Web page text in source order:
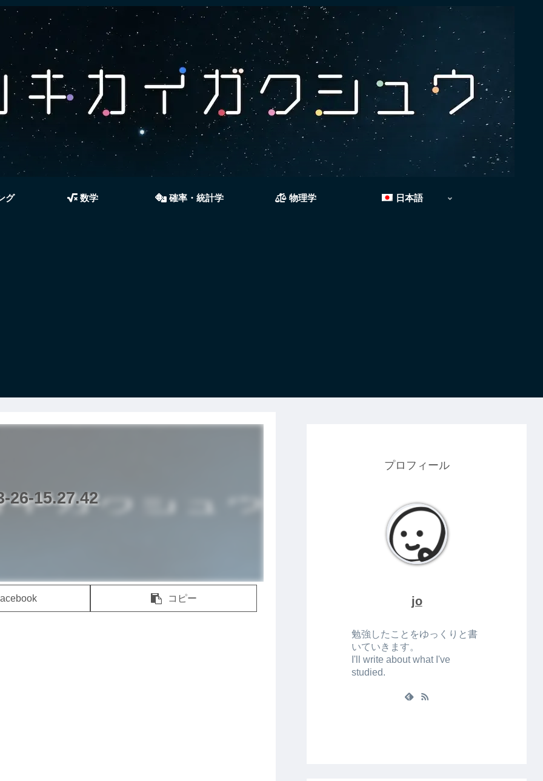
グ 数学 確率・統計学 物理学 日本語
26-15.27.42
コピー
プロフィール
jo
勉強したことをゆっくりと書
いていきます。
I'll write about what I've
studied.